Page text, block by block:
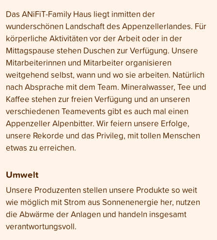
Das ANiFiT-Family Haus liegt inmitten der
wunderschönen Landschaft des Appenzellerlandes. Für
körperliche Aktivitäten vor der Arbeit oder in der
Mittagspause stehen Duschen zur Verfügung. Unsere
Mitarbeiterinnen und Mitarbeiter organisieren
weitgehend selbst, wann und wo sie arbeiten. Natürlich
nach Absprache mit dem Team. Mineralwasser, Tee und
Kaffee stehen zur freien Verfügung und an unseren
verschiedenen Teamevents gibt es auch mal einen
Appenzeller Alpenbitter. Wir feiern unsere Erfolge,
unsere Rekorde und das Privileg, mit tollen Menschen
etwas zu erreichen.
Umwelt
Unsere Produzenten stellen unsere Produkte so weit
wie möglich mit Strom aus Sonnenenergie her, nutzen
die Abwärme der Anlagen und handeln insgesamt
verantwortungsvoll.